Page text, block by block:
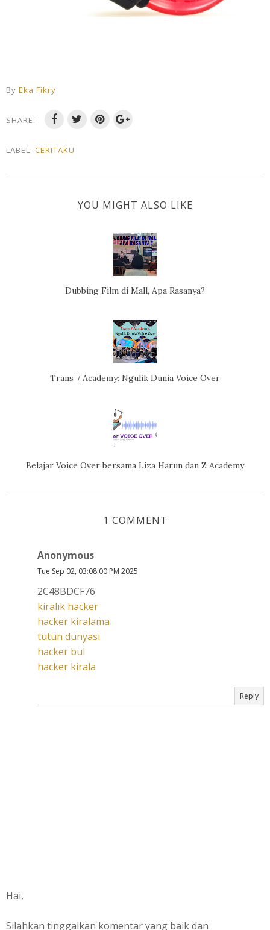
By Eka Fikry
SHARE:
LABEL: CERITAKU
YOU MIGHT ALSO LIKE
Dubbing Film di Mall, Apa Rasanya?
Trans 7 Academy: Ngulik Dunia Voice Over
Belajar Voice Over bersama Liza Harun dan Z Academy
1 COMMENT
Anonymous
Tue Sep 02, 03:08:00 PM 2025
2C48BDCF76
kiralık hacker
hacker kiralama
tütün dünyası
hacker bul
hacker kirala
Reply
Hai,
Silahkan tinggalkan komentar yang baik dan